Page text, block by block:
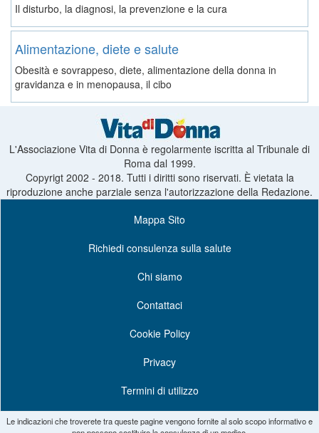
Il disturbo, la diagnosi, la prevenzione e la cura
Alimentazione, diete e salute
Obesità e sovrappeso, diete, alimentazione della donna in
gravidanza e in menopausa, il cibo
L'Associazione Vita di Donna è regolarmente iscritta al Tribunale di
Roma dal 1999.
Copyrigt 2002 - 2018. Tutti i diritti sono riservati. È vietata la
riproduzione anche parziale senza l'autorizzazione della Redazione.
Mappa Sito
Richiedi consulenza sulla salute
Chi siamo
Contattaci
Cookie Policy
Privacy
Termini di utilizzo
Le indicazioni che troverete tra queste pagine vengono fornite al solo scopo informativo e